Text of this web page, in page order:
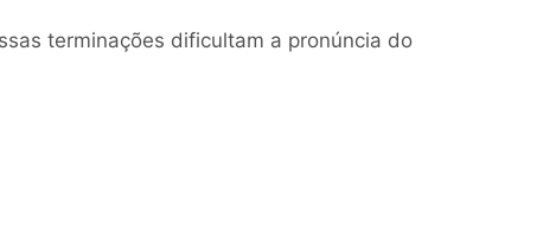
terminações dificultam a pronúncia do